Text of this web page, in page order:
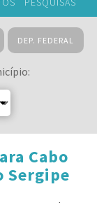
DEP. FEDERAL
Cabo
Sergipe